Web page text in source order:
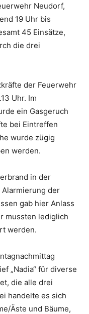
Neudorf,
19 Uhr bis
45 Einsätze,
die drei
der Feuerwehr
Uhr. Im
ein Gasgeruch
bei Eintreffen
wurde zügig
werden.
in der
der
gab hier Anlass
mussten lediglich
werden.
„Nadia“ für diverse
die alle drei
handelte es sich
Äste und Bäume,